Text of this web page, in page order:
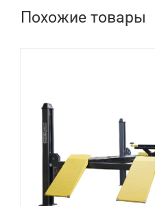
Похожие товары